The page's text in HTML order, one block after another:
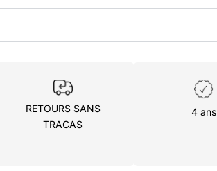
RETOURS SANS
TRACAS
4 ans